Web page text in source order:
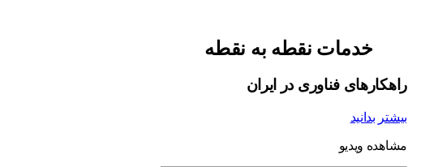
خدمات نقطه به نقطه
راهکارهای فناوری در ایران
بیشتر بدانید
مشاهده ویدیو